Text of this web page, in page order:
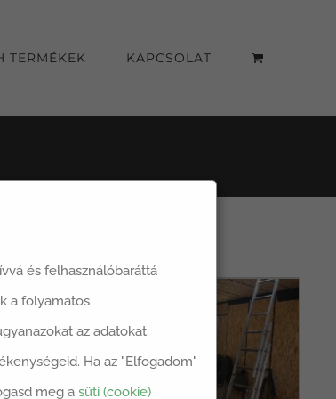
és felhasználóbaráttá
a folyamatos
az adatokat.
Ha az "Elfogadom"
meg asüti (cookie)
TERMÉKEK KAPCSOLAT